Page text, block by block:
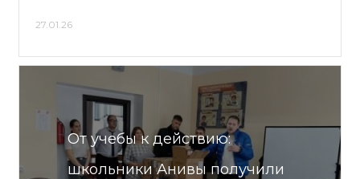
27.01.26
От учебы к действию:
школьники Анивы получили